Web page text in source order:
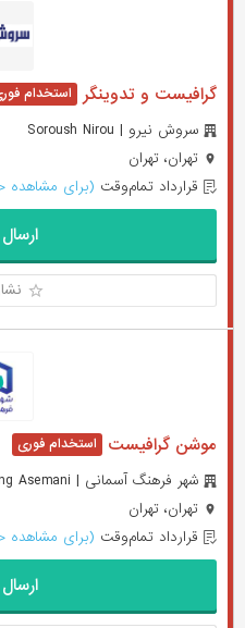
گرافیست و تدوینگر
سروش نیرو | Soroush Nirou
تهران، تهران
قرارداد تمام‌وقت (برای مشاهده
موشن گرافیست
شهر فرهنگ آسمانی | Shahr Farhang Asemani
تهران، تهران
قرارداد تمام‌وقت (برای مشاهده